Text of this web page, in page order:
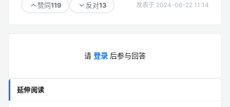
赞同119 反对13 发表于 2024-06-22 11:14
请 登录 后参与回答
延伸阅读